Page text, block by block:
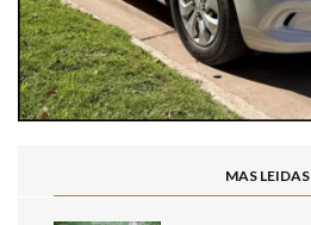
MAS LEIDAS